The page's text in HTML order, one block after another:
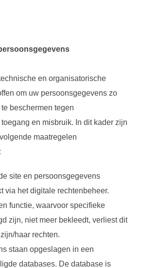
en organisatorische
om uw persoonsgegevens zo
beschermen tegen
en misbruik. In dit kader zijn
maatregelen
site en persoonsgegevens
via het digitale rechtenbeheer.
functie, waarvoor specifieke
zijn, niet meer bekleedt, verliest dit
haar rechten.
staan opgeslagen in een
databases. De database is